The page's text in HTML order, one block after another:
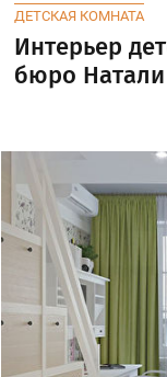
ДЕТСКАЯ КОМНАТА
Интерьер
бюро Натали